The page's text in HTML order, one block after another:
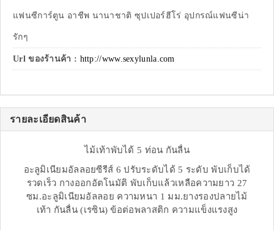
แฟนซีการ์ตูน อาชีพ นานาชาติ ซุปเปอร์ฮีโร่ อุปกรณ์แฟนซีน่า
รักๆ
Url ของร้านค้า : http://www.sexylunla.com
รายละเอียดสินค้า
ไม้เท้าพับได้ 5 ท่อน กันลื่น
อะลูมิเนียมอัลลอยซีรีส์ 6 ปรับระดับได้ 5 ระดับ พับเก็บได้
รวดเร็ว กางออกอัตโนมัติ พับเก็บแล้วเหลือความยาว 27
ซม.อะลูมิเนียมอัลลอย ความหนา 1 มม.ยางรองปลายไม้
เท้า กันลื่น (เรซิน) ข้อต่อพลาสติก ความแข็งแรงสูง